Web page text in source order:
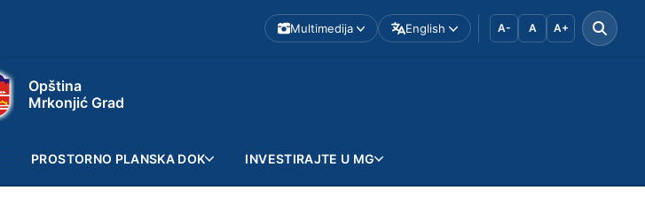
Multimedija English A- A A+
Opština
Mrkonjić Grad
PROSTORNO PLANSKA DOK INVESTIRAJTE U MG